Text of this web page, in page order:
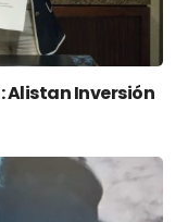
Alistan Inversión